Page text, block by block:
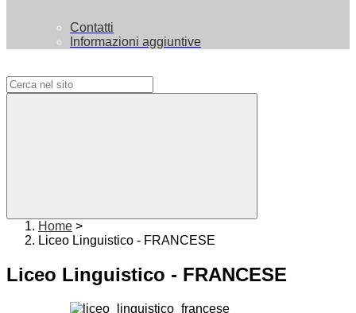
Contatti
Informazioni aggiuntive
Home >
Liceo Linguistico - FRANCESE
Liceo Linguistico - FRANCESE